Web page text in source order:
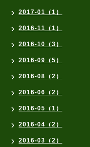
2017-01（1）
2016-11（1）
2016-10（3）
2016-09（5）
2016-08（2）
2016-06（2）
2016-05（1）
2016-04（2）
2016-03（2）